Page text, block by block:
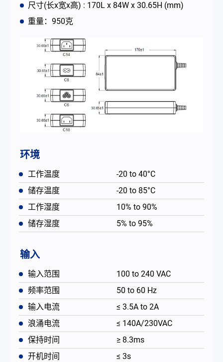
尺寸(长x宽x高) : 170L x 84W x 30.65H (mm)
重量：950克
环境
工作温度
-20 to 40°C
储存温度
-20 to 85°C
工作湿度
10% to 90%
储存湿度
5% to 95%
输入
输入范围
100 to 240 VAC
频率范围
50 to 60 Hz
输入电流
≤ 3.5A to 2A
浪涌电流
≤ 140A/230VAC
保持时间
≥ 8.3ms
开机时间
≤ 3s